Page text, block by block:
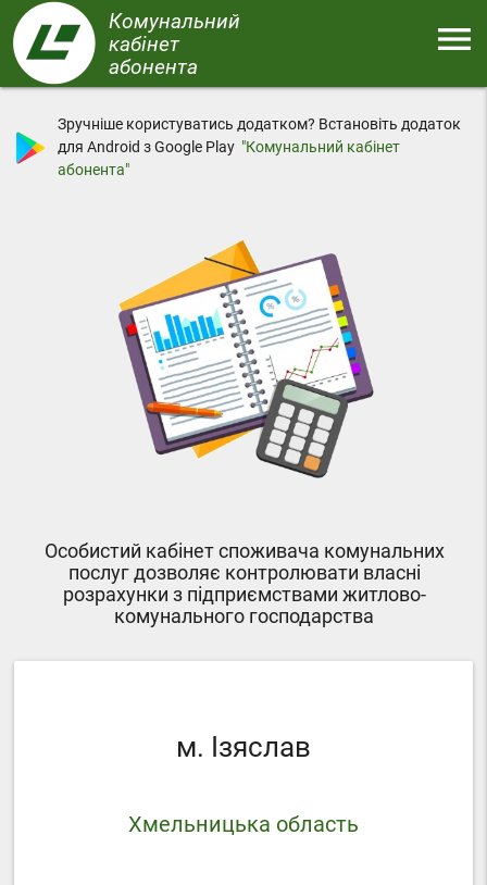
Перейти
до
основного
вмісту
Комунальний
кабінет
абонента
menu
Зручніше користуватись додатком? Встановіть додаток
для Android з Google Play "Комунальний кабінет
абонента"
Особистий кабінет споживача комунальних
послуг дозволяє контролювати власні
розрахунки з підприємствами житлово-
комунального господарства
м. Ізяслав
Хмельницька область